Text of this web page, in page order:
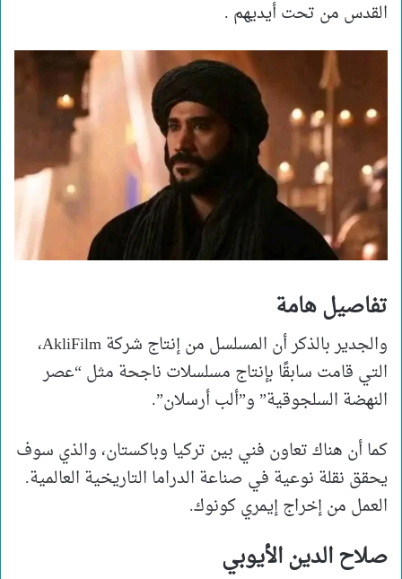
القدس من تحت أيديهم .
تفاصيل هامة
والجدير بالذكر أن المسلسل من إنتاج شركة AkliFilm،
التي قامت سابقًا بإنتاج مسلسلات ناجحة مثل “عصر
النهضة السلجوقية” و”ألب أرسلان”.
كما أن هناك تعاون فني بين تركيا وباكستان، والذي سوف
يحقق نقلة نوعية في صناعة الدراما التاريخية العالمية.
العمل من إخراج إيمري كونوك.
صلاح الدين الأيوبي